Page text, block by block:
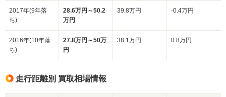
2017年(9年落
ち)
28.6万円～50.2
万円
39.8万円 -0.4万円
2016年(10年落
ち)
27.8万円～50万
円
38.1万円 0.8万円
走行距離別 買取相場情報